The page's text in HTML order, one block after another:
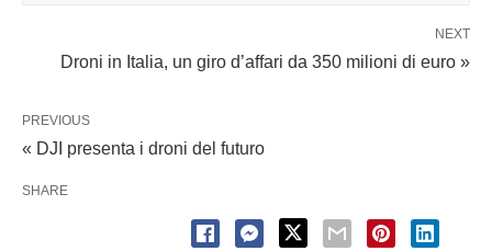
NEXT
Droni in Italia, un giro d’affari da 350 milioni di euro »
PREVIOUS
« DJI presenta i droni del futuro
SHARE